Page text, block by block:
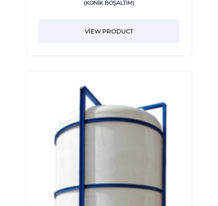
(KONİK BOŞALTIM)
VIEW PRODUCT